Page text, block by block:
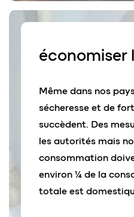
économiser
Même dans nos
sécheresse et de
succèdent. Des
les autorités mais
consommation
environ ¼ de la
totale est